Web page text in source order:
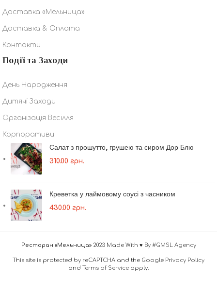
Доставка «Мельница»
Доставка & Оплата
Контакти
Події та Заходи
День Народження
Дитячі Заходи
Організація Весілля
Корпоративи
Салат з прошутто, грушею та сиром Дор Блю
310.00 грн.
Креветка у лаймовому соусі з часником
430.00 грн.
Ресторан «Мельница» 2023 Made With ♥ By #GMSL Agency
This site is protected by reCAPTCHA and the Google Privacy Policy
and
Terms of Service apply.